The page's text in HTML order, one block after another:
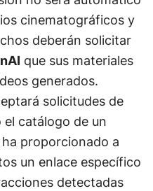
cinematográficos y
deberán solicitar
que sus materiales
generados.
solicitudes de
catálogo de un
proporcionado a
un enlace específico
detectadas